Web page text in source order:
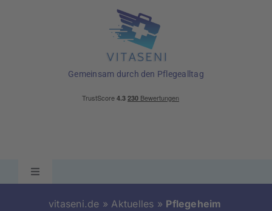
Gemeinsam durch den Pflegealltag
Toggle
Ratgebervitaseni.de » Aktuelles » Pflegeheim